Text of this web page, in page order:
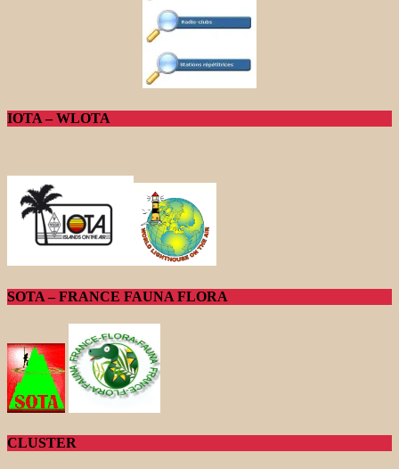
IOTA – WLOTA
SOTA – FRANCE FAUNA FLORA
CLUSTER